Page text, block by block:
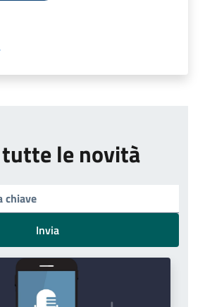
le novità
Invia